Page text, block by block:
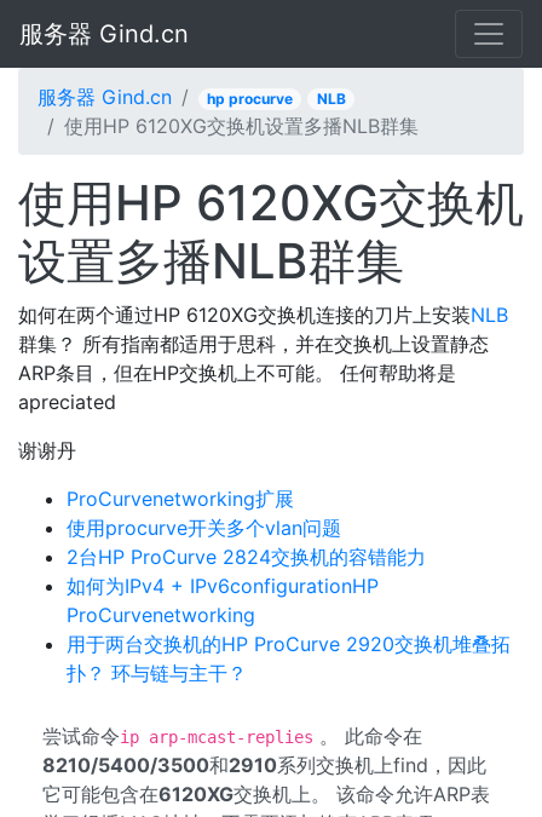
服务器 Gind.cn
服务器 Gind.cn hp procurve NLB
使用HP 6120XG交换机设置多播NLB群集
使用HP 6120XG交换机
设置多播NLB群集
如何在两个通过HP 6120XG交换机连接的刀片上安装NLB
群集？ 所有指南都适用于思科，并在交换机上设置静态
ARP条目，但在HP交换机上不可能。 任何帮助将是
apreciated
谢谢丹
ProCurvenetworking扩展
使用procurve开关多个vlan问题
2台HP ProCurve 2824交换机的容错能力
如何为IPv4 + IPv6configurationHP
ProCurvenetworking
用于两台交换机的HP ProCurve 2920交换机堆叠拓
扑？ 环与链与主干？
尝试命令ip arp-mcast-replies 。 此命令在
8210/5400/3500和2910系列交换机上find，因此
它可能包含在6120XG交换机上。 该命令允许ARP表